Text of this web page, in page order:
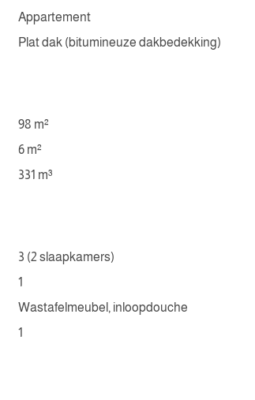
Appartement
Plat dak (bitumineuze dakbedekking)
98 m²
6 m²
331 m³
3 (2 slaapkamers)
1
Wastafelmeubel, inloopdouche
1